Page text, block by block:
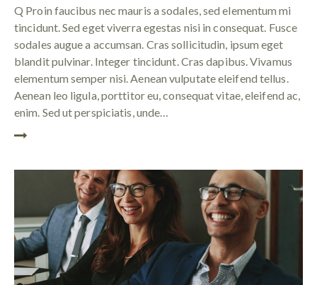
Q Proin faucibus nec mauris a sodales, sed elementum mi
tincidunt. Sed eget viverra egestas nisi in consequat. Fusce
sodales augue a accumsan. Cras sollicitudin, ipsum eget
blandit pulvinar. Integer tincidunt. Cras dapibus. Vivamus
elementum semper nisi. Aenean vulputate eleifend tellus.
Aenean leo ligula, porttitor eu, consequat vitae, eleifend ac,
enim. Sed ut perspiciatis, unde…